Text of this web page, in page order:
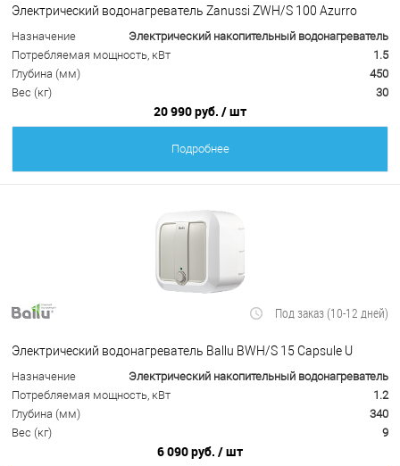
Электрический водонагреватель Zanussi ZWH/S 100 Azurro
Назначение
Электрический накопительный водонагреватель
Потребляемая мощность, кВт
1.5
Глубина (мм)
450
Вес (кг)
30
20 990 руб. / шт
Подробнее
Под заказ (10-12 дней)
Электрический водонагреватель Ballu BWH/S 15 Capsule U
Назначение
Электрический накопительный водонагреватель
Потребляемая мощность, кВт
1.2
Глубина (мм)
340
Вес (кг)
9
6 090 руб. / шт